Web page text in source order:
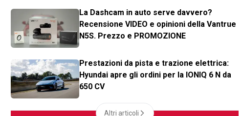
La Dashcam in auto serve davvero?
Recensione VIDEO e opinioni della Vantrue
N5S. Prezzo e PROMOZIONE
Prestazioni da pista e trazione elettrica:
Hyundai apre gli ordini per la IONIQ 6 N da
650 CV
Altri articoli